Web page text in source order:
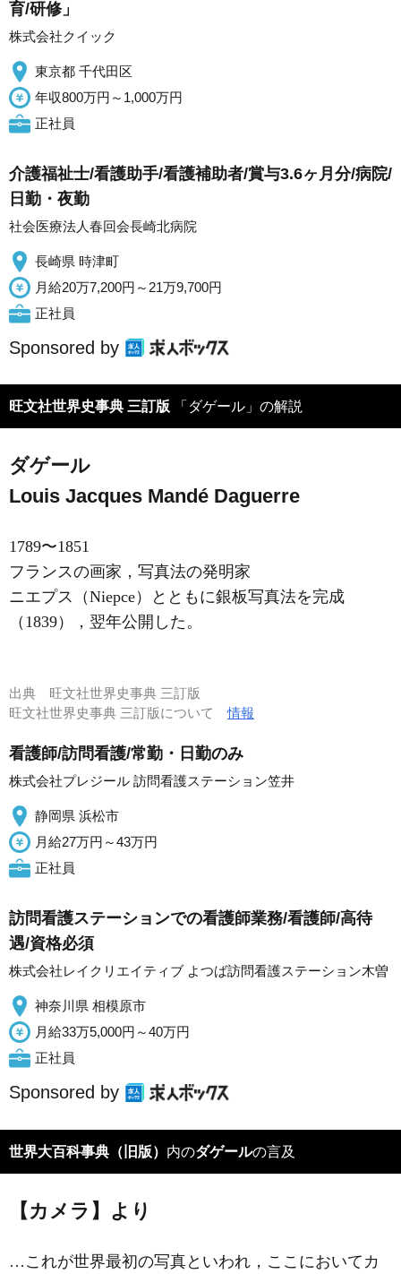
育/研修」
株式会社クイック
東京都 千代田区
年収800万円～1,000万円
正社員
介護福祉士/看護助手/看護補助者/賞与3.6ヶ月分/病院/
日勤・夜勤
社会医療法人春回会長崎北病院
長崎県 時津町
月給20万7,200円～21万9,700円
正社員
Sponsored by
旺文社世界史事典 三訂版 「ダゲール」の解説
ダゲール
Louis Jacques Mandé Daguerre
1789〜1851
フランスの画家，写真法の発明家
ニエプス（Niepce）とともに銀板写真法を完成
（1839），翌年公開した。
出典 旺文社世界史事典 三訂版
旺文社世界史事典 三訂版について情報
看護師/訪問看護/常勤・日勤のみ
株式会社プレジール 訪問看護ステーション笠井
静岡県 浜松市
月給27万円～43万円
正社員
訪問看護ステーションでの看護師業務/看護師/高待
遇/資格必須
株式会社レイクリエイティブ よつば訪問看護ステーション木曽
神奈川県 相模原市
月給33万5,000円～40万円
正社員
Sponsored by
世界大百科事典（旧版） 内のダゲールの言及
【カメラ】より
…これが世界最初の写真といわれ，ここにおいてカ